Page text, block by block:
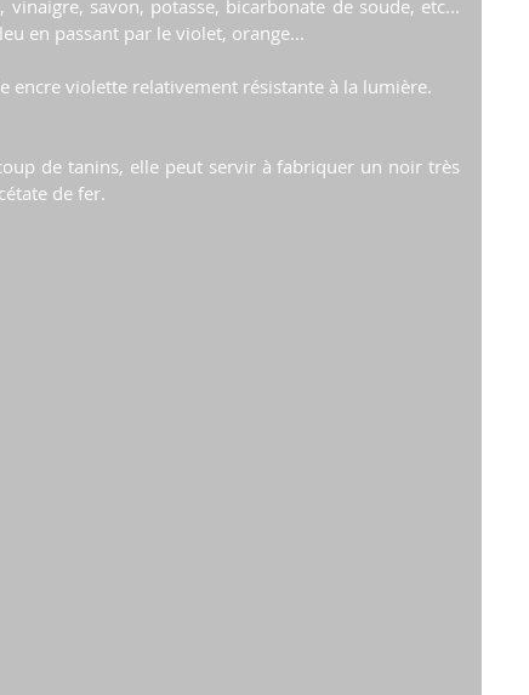
savon, potasse, bicarbonate de soude, etc...
en passant par le violet, orange...
encre violette relativement résistante à la lumière.
de tanins, elle peut servir à fabriquer un noir très
de fer.